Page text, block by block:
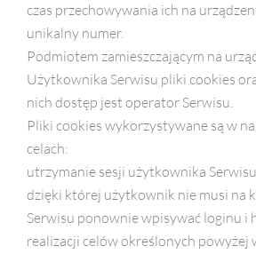
czas przechowywania ich na
unikalny numer.
Podmiotem zamieszczającym na
Użytkownika Serwisu pliki cookies
nich dostęp jest operator Serwisu.
Pliki cookies wykorzystywane są w
celach:
utrzymanie sesji użytkownika
dzięki której użytkownik nie musi na
Serwisu ponownie wpisywać loginu i
realizacji celów określonych powyżej